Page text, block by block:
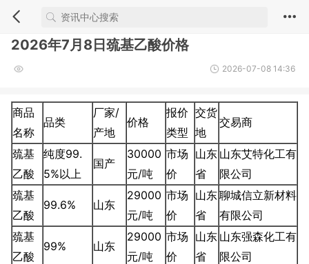
2026年7月8日巯基乙酸价格
2026-07-08 14:36
商品
名称
品类
厂家/
产地
价格
报价
类型
交货
地
交易商
巯基
乙酸
纯度99.
5%以上
国产
30000
元/吨
市场
价
山东
省
山东艾特化工有
限公司
巯基
乙酸
99.6% 山东
29000
元/吨
市场
价
山东
省
聊城信立新材料
有限公司
巯基
乙酸
99% 山东
29000
元/吨
市场
价
山东
省
山东强森化工有
限公司